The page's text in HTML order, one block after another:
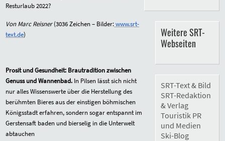
Resturlaub 2022?
Von Marc Reisner(3036Zeichen – Bilder:www.srt-
text.de)
Prosit und Gesundheit: Brautradition zwischen
Genuss und Wannenbad. In Pilsen lässt sich nicht
nur alles Wissenswerte über die Herstellung des
berühmten Bieres aus der einstigen böhmischen
Königsstadt erfahren, sondern sogar entspannt im
Gerstensaft baden und bierselig in die Unterwelt
abtauchen
Weitere SRT-
Webseiten
SRT-Text & Bild
SRT-Redaktion
& Verlag
Touristik PR
und Medien
Ski-Blog